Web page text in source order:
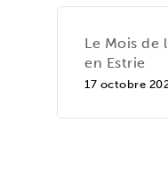
Le Mois de
en Estrie
17 octobre